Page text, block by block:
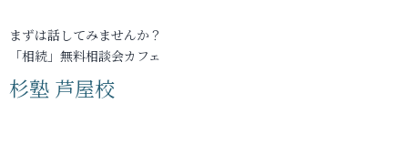
まずは話してみませんか？
「相続」無料相談会カフェ
杉塾 芦屋校